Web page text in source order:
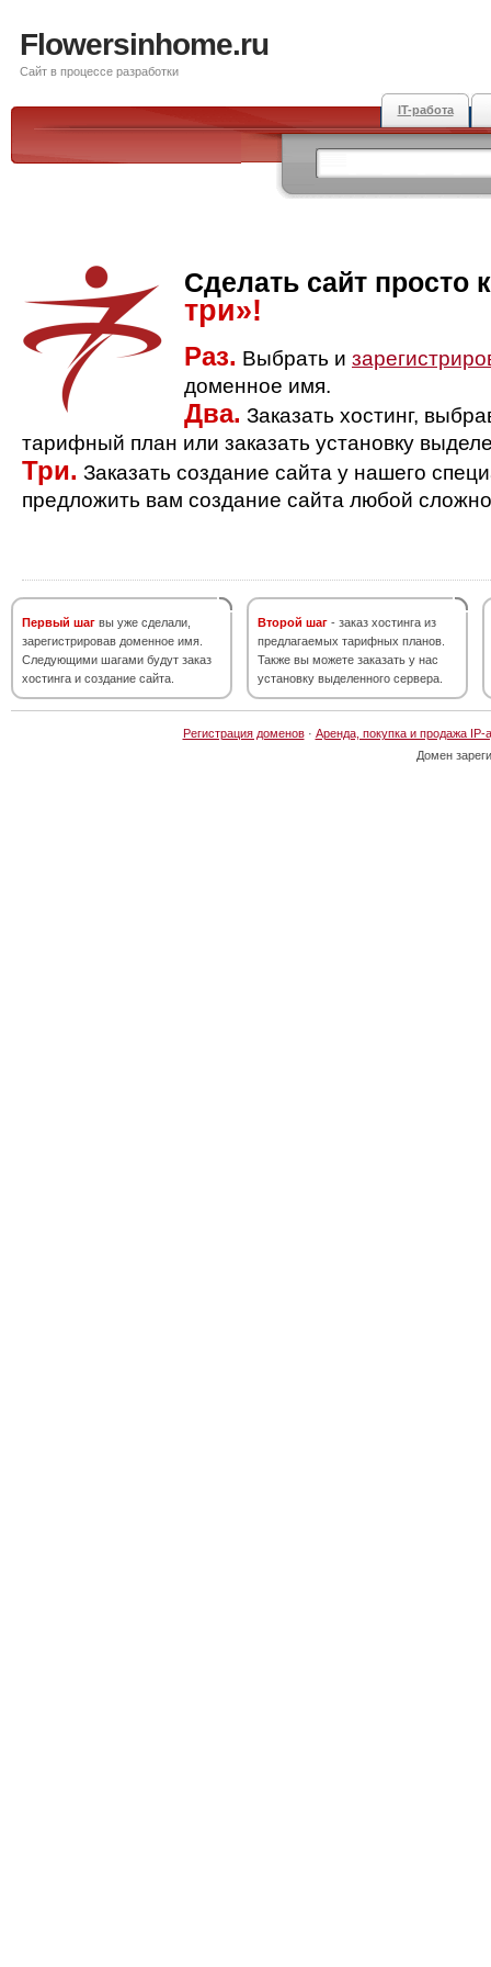
Flowersinhome.ru
Сайт в процессе разработки
IT-работа
Сделать сайт просто
три»!
Раз. Выбрать и
доменное имя.
Два. Заказать хостинг,
тарифный план или заказать установку
Три. Заказать создание сайта у нашего
предложить вам создание сайта любой
Первый шаг вы уже сделали,
зарегистрировав доменное имя.
Следующими шагами будут заказ
хостинга и создание сайта.
Второй шаг - заказ хостинга из
предлагаемых тарифных планов.
Также вы можете заказать у нас
установку выделенного сервера.
Регистрация доменов· Аренда, покупка и продажа IP-
Домен